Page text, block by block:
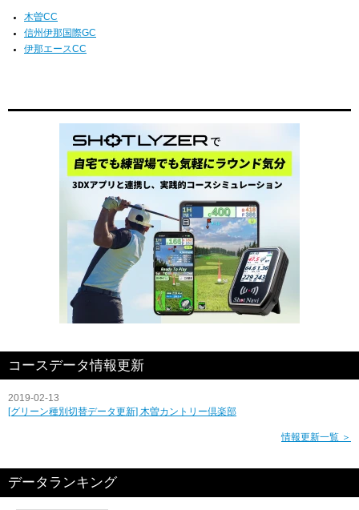
木曽CC
信州伊那国際GC
伊那エースCC
コースデータ情報更新
2019-02-13
[グリーン種別切替データ更新] 木曽カントリー倶楽部
情報更新一覧 ＞
データランキング